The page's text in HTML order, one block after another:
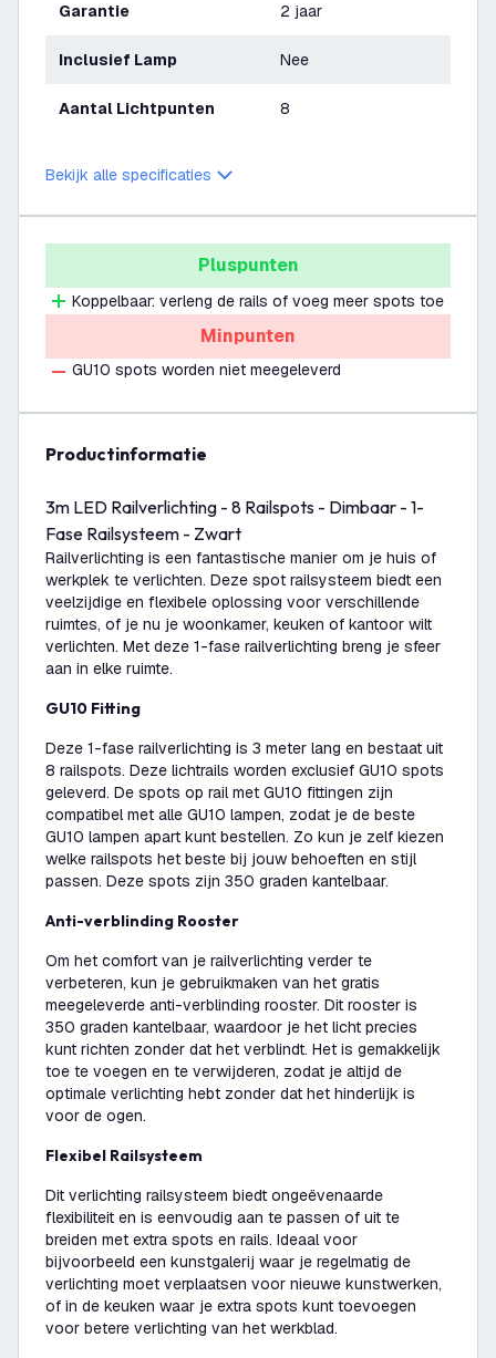
Garantie 2 jaar
Inclusief Lamp Nee
Aantal Lichtpunten 8
Bekijk alle specificaties
Pluspunten
Koppelbaar: verleng de rails of voeg meer spots toe
Minpunten
GU10 spots worden niet meegeleverd
productinformatie
3m LED Railverlichting - 8 Railspots - Dimbaar - 1-
Fase Railsysteem - Zwart
Railverlichting is een fantastische manier om je huis of
werkplek te verlichten. Deze spot railsysteem biedt een
veelzijdige en flexibele oplossing voor verschillende
ruimtes, of je nu je woonkamer, keuken of kantoor wilt
verlichten. Met deze 1-fase railverlichting breng je sfeer
aan in elke ruimte.
GU10 Fitting
Deze 1-fase railverlichting is 3 meter lang en bestaat uit
8 railspots. Deze lichtrails worden exclusief GU10 spots
geleverd. De spots op rail met GU10 fittingen zijn
compatibel met alle GU10 lampen, zodat je de beste
GU10 lampen apart kunt bestellen. Zo kun je zelf kiezen
welke railspots het beste bij jouw behoeften en stijl
passen. Deze spots zijn 350 graden kantelbaar.
Anti-verblinding Rooster
Om het comfort van je railverlichting verder te
verbeteren, kun je gebruikmaken van het gratis
meegeleverde anti-verblinding rooster. Dit rooster is
350 graden kantelbaar, waardoor je het licht precies
kunt richten zonder dat het verblindt. Het is gemakkelijk
toe te voegen en te verwijderen, zodat je altijd de
optimale verlichting hebt zonder dat het hinderlijk is
voor de ogen.
Flexibel Railsysteem
Dit verlichting railsysteem biedt ongeëvenaarde
flexibiliteit en is eenvoudig aan te passen of uit te
breiden met extra spots en rails. Ideaal voor
bijvoorbeeld een kunstgalerij waar je regelmatig de
verlichting moet verplaatsen voor nieuwe kunstwerken,
of in de keuken waar je extra spots kunt toevoegen
voor betere verlichting van het werkblad.